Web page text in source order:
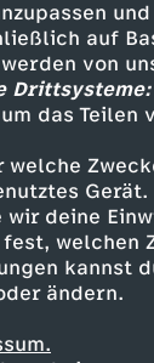
auf
von
Drittsysteme:
das Teilen
welche
deine
welchen
kannst
ändern.
ironisch